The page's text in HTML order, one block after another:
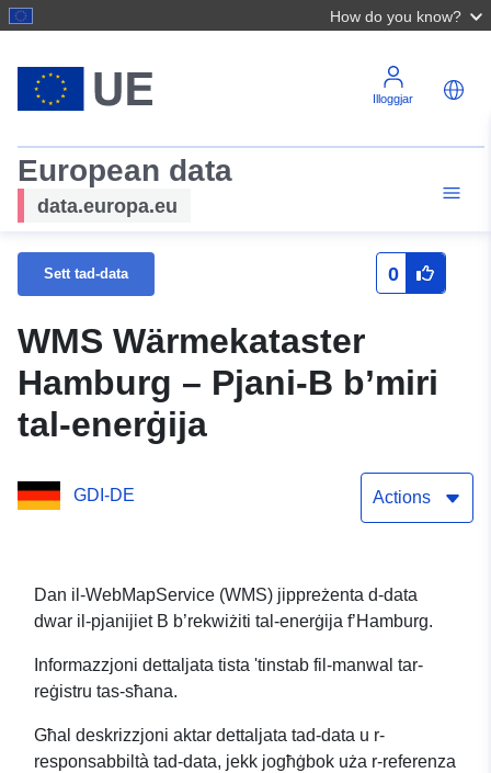
How do you know?
Illoggjar
European data
data.europa.eu
Sett tad-data 0
WMS Wärmekataster
Hamburg – Pjani-B b’miri
tal-enerġija
GDI-DE Actions
Dan il-WebMapService (WMS) jippreżenta d-data
dwar il-pjanijiet B b’rekwiżiti tal-enerġija f’Hamburg.
Informazzjoni dettaljata tista 'tinstab fil-manwal tar-
reġistru tas-sħana.
Għal deskrizzjoni aktar dettaljata tad-data u r-
responsabbiltà tad-data, jekk jogħġbok uża r-referenza